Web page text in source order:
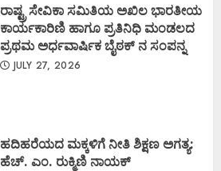
ರಾಷ್ಟ್ರ ಸೇವಿಕಾ ಸಮಿತಿಯ ಅಖಿಲ ಭಾರತೀಯ
ಕಾರ್ಯಕಾರಿಣಿ ಹಾಗೂ ಪ್ರತಿನಿಧಿ ಮಂಡಲದ
ಪ್ರಥಮ ಅರ್ಧವಾರ್ಷಿಕ ಬೈಠಕ್ ನ ಸಂಪನ್ನ
JULY 27, 2026
ಹದಿಹರೆಯದ ಮಕ್ಕಳಿಗೆ ನೀತಿ ಶಿಕ್ಷಣ ಅಗತ್ಯ:
ಹೆಚ್. ಎಂ. ರುಕ್ಮಿಣಿ ನಾಯಕ್